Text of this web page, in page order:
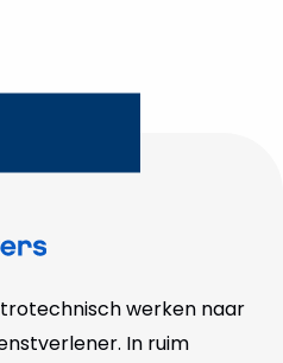
werken naar
In ruim